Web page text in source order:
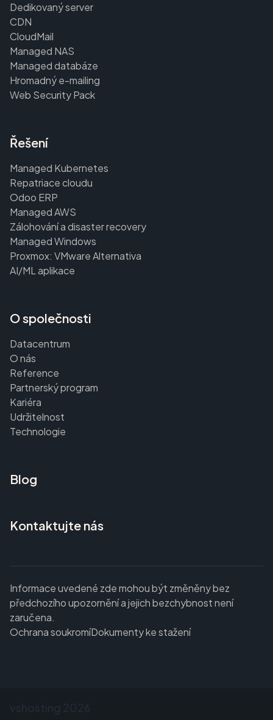
Dedikovaný server
CDN
CloudMail
Managed NAS
Managed databáze
Hromadný e-mailing
Web Security Pack
Řešení
Managed Kubernetes
Repatriace cloudu
Odoo ERP
Managed AWS
Zálohování a disaster recovery
Managed Windows
Proxmox: VMware Alternativa
AI/ML aplikace
O společnosti
Datacentrum
O nás
Reference
Partnerský program
Kariéra
Udržitelnost
Technologie
Blog
Kontaktujte nás
Informace uvedené zde mohou být změněny bez
předchozího upozornění a jejich bezchybnost není
zaručena.
Ochrana soukromíDokumenty ke stažení